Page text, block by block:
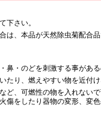
下さい。
は、本品が天然除虫菊配合
鼻・のどを刺激する事があ
たり、燃えやすい物を近付
ど、可燃性の物を入れない
傷をしたり器物の変形、変